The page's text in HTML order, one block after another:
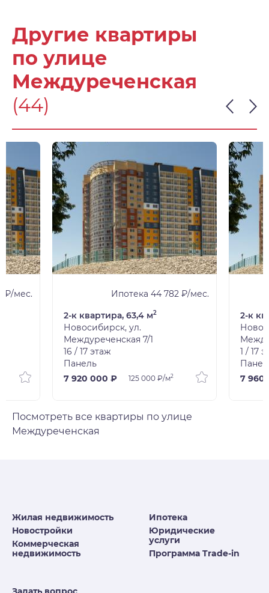
Другие квартиры
по улице
Междуреченская
(44)
₽/мес.
Ипотека 44 782 ₽/мес.
2-к квартира, 63,4 м2
Новосибирск, ул.
Междуреченская 7/1
16 / 17 этаж
Панель
7 920 000 ₽
125 000 ₽/м2
2-к
1 / 17
7 960
Посмотреть все квартиры по улице
Междуреченская
Жилая недвижимость
Новостройки
Коммерческая
недвижимость
Ипотека
Юридические
услуги
Программа Trade-in